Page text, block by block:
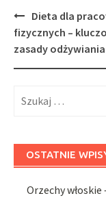
Post
navigation
Dieta dla
fizycznych –
zasady odżywiania
OSTATNIE
Orzechy włoskie